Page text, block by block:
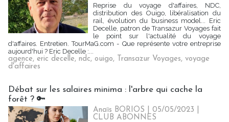
Reprise du voyage d'affaires, NDC,
distribution des Ouigo, libéralisation du
rail, évolution du business model... Eric
Decelle, patron de Transazur Voyages fait
le point sur l'actualité du voyage
d'affaires. Entretien. TourMaG.com - Que représente votre entreprise
aujourd'hui ? Eric Decelle :...
agence, eric decelle, ndc, ouigo, Transazur Voyages, voyage
d'affaires
Débat sur les salaires minima : l'arbre qui cache la
forêt ? 🔑
Anaïs BORIOS | 05/05/2023
CLUB ABONNES